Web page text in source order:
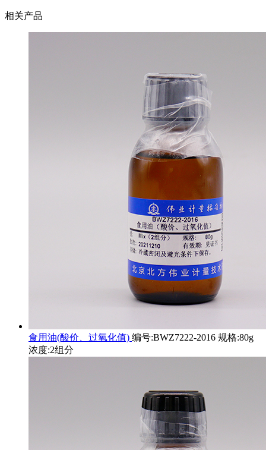
相关产品
食用油(酸价、过氧化值) 编号:BWZ7222-2016 规格:80g
浓度:2组分